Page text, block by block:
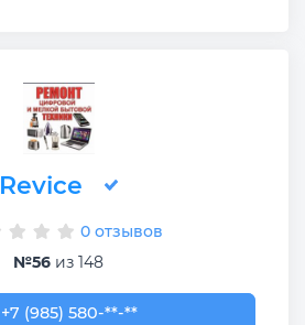
Revice
0 отзывов
№56 из 148
+7 (985) 580-09-91
+7 (985) 580-**-**